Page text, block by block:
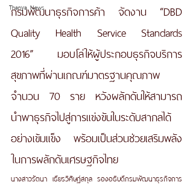
Thanya News
กรมพัฒนาธุรกิจการค้า จัดงาน “DBD
Quality Health Service Standards
2016” มอบโล่ให้ผู้ประกอบธุรกิจบริการ
สุขภาพที่ผ่านเกณฑ์มาตรฐานคุณภาพ
จำนวน 70 ราย หวังผลักดันให้สามารถ
นำพาธุรกิจไปสู่การแข่งขันในระดับสากลได้
อย่างเข้มแข็ง พร้อมเป็นส่วนช่วยเสริมพลัง
ในการผลักดันเศรษฐกิจไทย
นางสาวรัตนา เธียรวิศิษฎ์สกุล รองอธิบดีกรมพัฒนาธุรกิจการ